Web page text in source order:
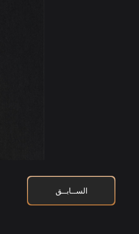
الســابــق